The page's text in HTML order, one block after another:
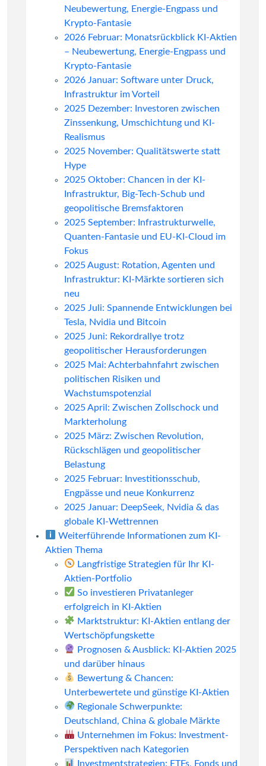
Neubewertung, Energie-Engpass und
Krypto-Fantasie
2026 Februar: Monatsrückblick KI-Aktien
– Neubewertung, Energie-Engpass und
Krypto-Fantasie
2026 Januar: Software unter Druck,
Infrastruktur im Vorteil
2025 Dezember: Investoren zwischen
Zinssenkung, Umschichtung und KI-
Realismus
2025 November: Qualitätswerte statt
Hype
2025 Oktober: Chancen in der KI-
Infrastruktur, Big-Tech-Schub und
geopolitische Bremsfaktoren
2025 September: Infrastrukturwelle,
Quanten-Fantasie und EU-KI-Cloud im
Fokus
2025 August: Rotation, Agenten und
Infrastruktur: KI-Märkte sortieren sich
neu
2025 Juli: Spannende Entwicklungen bei
Tesla, Nvidia und Bitcoin
2025 Juni: Rekordrallye trotz
geopolitischer Herausforderungen
2025 Mai: Achterbahnfahrt zwischen
politischen Risiken und
Wachstumspotenzial
2025 April: Zwischen Zollschock und
Markterholung
2025 März: Zwischen Revolution,
Rückschlägen und geopolitischer
Belastung
2025 Februar: Investitionsschub,
Engpässe und neue Konkurrenz
2025 Januar: DeepSeek, Nvidia & das
globale KI-Wettrennen
Weiterführende Informationen zum KI-
Aktien Thema
Langfristige Strategien für Ihr KI-
Aktien-Portfolio
So investieren Privatanleger
erfolgreich in KI-Aktien
Marktstruktur: KI-Aktien entlang der
Wertschöpfungskette
Prognosen & Ausblick: KI-Aktien 2025
und darüber hinaus
Bewertung & Chancen:
Unterbewertete und günstige KI-Aktien
Regionale Schwerpunkte:
Deutschland, China & globale Märkte
Unternehmen im Fokus: Investment-
Perspektiven nach Kategorien
Investmentstrategien: ETFs, Fonds und